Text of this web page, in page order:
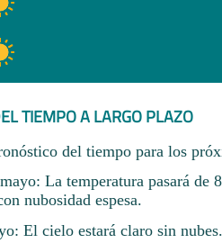
TIEMPO A LARGO PLAZO
del tiempo para los
La temperatura pasará de
nubosidad espesa.
El cielo estará claro sin